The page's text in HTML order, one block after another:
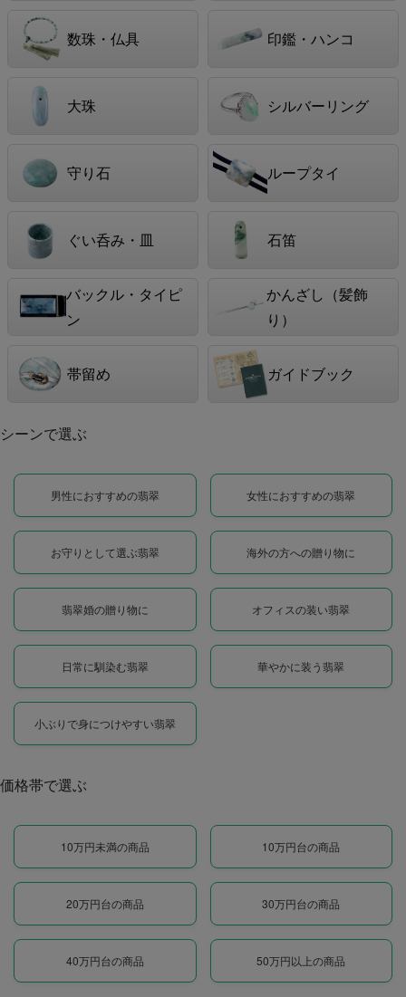
数珠・仏具 印鑑・ハンコ
大珠 シルバーリング
守り石 ループタイ
ぐい呑み・皿 石笛
バックル・タイピ
ン
かんざし（髪飾
り）
帯留め ガイドブック
シーンで選ぶ
男性におすすめの翡翠 女性におすすめの翡翠
お守りとして選ぶ翡翠 海外の方への贈り物に
翡翠婚の贈り物に オフィスの装い翡翠
日常に馴染む翡翠 華やかに装う翡翠
小ぶりで身につけやすい翡翠
価格帯で選ぶ
10万円未満の商品 10万円台の商品
20万円台の商品 30万円台の商品
40万円台の商品 50万円以上の商品